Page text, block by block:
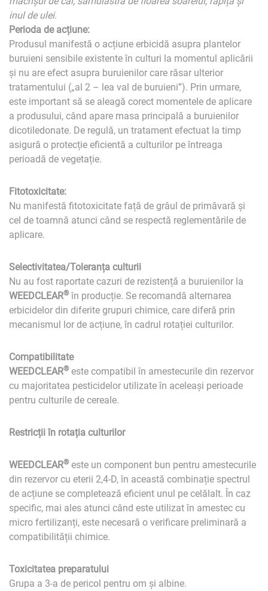
inul de ulei.
Perioda de acțiune:
Produsul manifestă o acțiune erbicidă asupra plantelor
buruieni sensibile existente în culturi la momentul aplicării
și nu are efect asupra buruienilor care răsar ulterior
tratamentului („al 2 – lea val de buruieni”). Prin urmare,
este important să se aleagă corect momentele de aplicare
a produsului, când apare masa principală a buruienilor
dicotiledonate. De regulă, un tratament efectuat la timp
asigură o protecție eficientă a culturilor pe întreaga
perioadă de vegetație.
Fitotoxicitate:
Nu manifestă fitotoxicitate față de grâul de primăvară și
cel de toamnă atunci când se respectă reglementările de
aplicare.
Selectivitatea/Toleranța culturii
Nu au fost raportate cazuri de rezistență a buruienilor la
WEEDCLEAR®în producție. Se recomandă alternarea
erbicidelor din diferite grupuri chimice, care diferă prin
mecanismul lor de acțiune, în cadrul rotației culturilor.
Compatibilitate
WEEDCLEAR®este compatibil în amestecurile din rezervor
cu majoritatea pesticidelor utilizate în aceleași perioade
pentru culturile de cereale.
Restricții în rotația culturilor
WEEDCLEAR®este un component bun pentru amestecurile
din rezervor cu eterii 2,4-D, în această combinație spectrul
de acțiune se completează eficient unul pe celălalt. În caz
specific, mai ales atunci când este utilizat în amestec cu
micro fertilizanți, este necesară o verificare preliminară a
compatibilității chimice.
Toxicitatea preparatului
Grupa a 3-a de pericol pentru om și albine.